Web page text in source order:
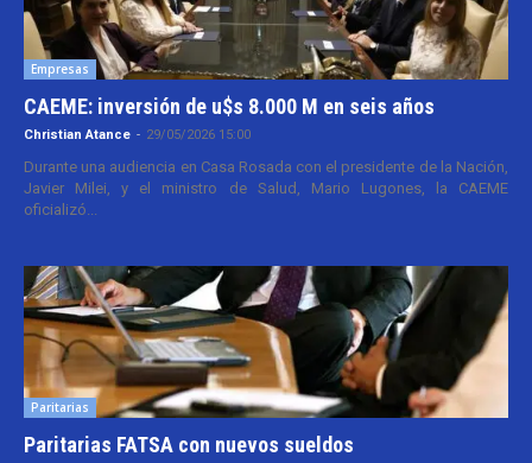
Empresas
CAEME: inversión de u$s 8.000 M en seis años
Christian Atance - 29/05/2026 15:00
Durante una audiencia en Casa Rosada con el presidente de la Nación,
Javier Milei, y el ministro de Salud, Mario Lugones, la CAEME
oficializó...
Paritarias
Paritarias FATSA con nuevos sueldos